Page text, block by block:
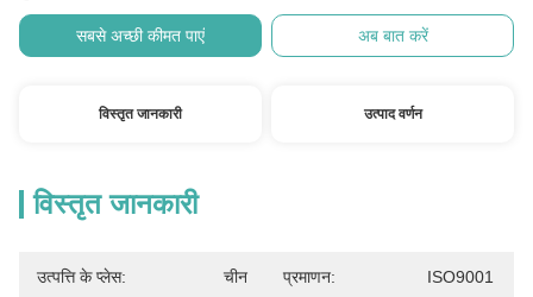
सबसे अच्छी कीमत पाएं अब बात करें
विस्तृत जानकारी उत्पाद वर्णन
विस्तृत जानकारी
उत्पत्ति के प्लेस: चीन प्रमाणन: ISO9001